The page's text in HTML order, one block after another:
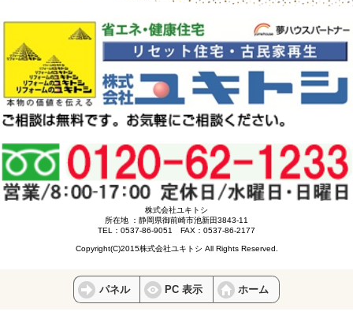
株式会社ユキトシ
所在地 ：静岡県御前崎市池新田3843-11
TEL：0537-86-9051 FAX：0537-86-2177
Copyright(C)2015株式会社ユキトシ All Rights Reserved.
パネル PC 表示 ホーム